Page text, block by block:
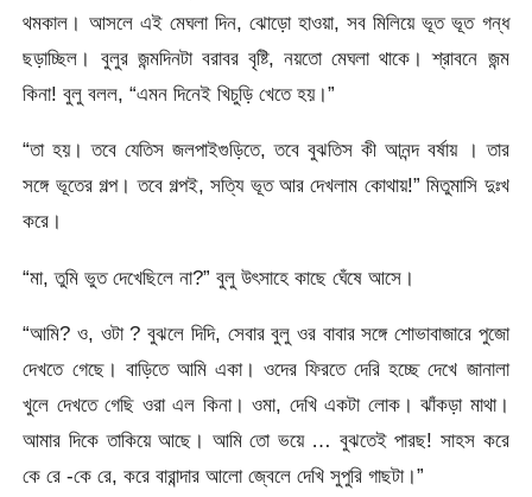
থমকাল। আসলে এই মেঘলা দিন, ঝোড়ো হাওয়া, সব মিলিয়ে ভূত ভূত গন্ধ
ছড়াচ্ছিল। বুলুর জন্মদিনটা বরাবর বৃষ্টি, নয়তো মেঘলা থাকে। শ্রাবনে জন্ম
কিনা! বুলু বলল, “এমন দিনেই খিচুড়ি খেতে হয়।”
“তা হয়। তবে যেতিস জলপাইগুড়িতে, তবে বুঝতিস কী আনন্দ বর্ষায় । তার
সঙ্গে ভূতের গল্প। তবে গল্পই, সত্যি ভূত আর দেখলাম কোথায়!” মিতুমাসি দুঃখ
করে।
“মা, তুমি ভুত দেখেছিলে না?” বুলু উৎসাহে কাছে ঘেঁষে আসে।
“আমি? ও, ওটা ? বুঝলে দিদি, সেবার বুলু ওর বাবার সঙ্গে শোভাবাজারে পুজো
দেখতে গেছে। বাড়িতে আমি একা। ওদের ফিরতে দেরি হচ্ছে দেখে জানালা
খুলে দেখতে গেছি ওরা এল কিনা। ওমা, দেখি একটা লোক। ঝাঁকড়া মাথা।
আমার দিকে তাকিয়ে আছে। আমি তো ভয়ে … বুঝতেই পারছ! সাহস করে
কে রে -কে রে, করে বারান্দার আলো জ্বেলে দেখি সুপুরি গাছটা।”